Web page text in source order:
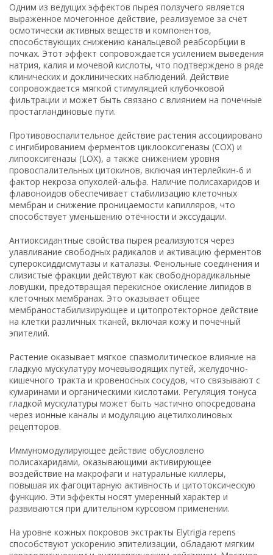
Одним из ведущих эффектов пырея ползучего является
выраженное мочегонное действие, реализуемое за счёт
осмотически активных веществ и компонентов,
способствующих снижению канальцевой реабсорбции в
почках. Этот эффект сопровождается усилением выведения
натрия, калия и мочевой кислоты, что подтверждено в ряде
клинических и доклинических наблюдений. Действие
сопровождается мягкой стимуляцией клубочковой
фильтрации и может быть связано с влиянием на почечные
простагландиновые пути.
Противовоспалительное действие растения ассоциировано
с ингибированием ферментов циклооксигеназы (COX) и
липооксигеназы (LOX), а также снижением уровня
провоспалительных цитокинов, включая интерлейкин-6 и
фактор некроза опухолей-альфа. Наличие полисахаридов и
флавоноидов обеспечивает стабилизацию клеточных
мембран и снижение проницаемости капилляров, что
способствует уменьшению отёчности и экссудации.
Антиоксидантные свойства пырея реализуются через
улавливание свободных радикалов и активацию ферментов
супероксиддисмутазы и каталазы. Фенольные соединения и
слизистые фракции действуют как свободнорадикальные
ловушки, предотвращая перекисное окисление липидов в
клеточных мембранах. Это оказывает общее
мембраностабилизирующее и цитопротекторное действие
на клетки различных тканей, включая кожу и почечный
эпителий.
Растение оказывает мягкое спазмолитическое влияние на
гладкую мускулатуру мочевыводящих путей, желудочно-
кишечного тракта и кровеносных сосудов, что связывают с
кумаринами и органическими кислотами. Регуляция тонуса
гладкой мускулатуры может быть частично опосредована
через ионные каналы и модуляцию ацетилхолиновых
рецепторов.
Иммуномодулирующее действие обусловлено
полисахаридами, оказывающими активирующее
воздействие на макрофаги и натуральные киллеры,
повышая их фагоцитарную активность и цитотоксическую
функцию. Эти эффекты носят умеренный характер и
развиваются при длительном курсовом применении.
На уровне кожных покровов экстракты Elytrigia repens
способствуют ускорению эпителизации, обладают мягким